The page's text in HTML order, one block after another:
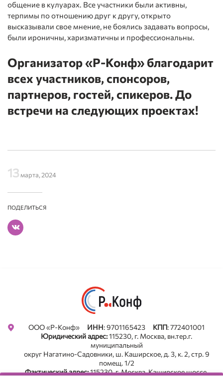
общение в кулуарах. Все участники были активны,
терпимы по отношению друг к другу, открыто
высказывали свое мнение, не боялись задавать вопросы,
были ироничны, харизматичны и профессиональны.
Организатор «Р-Конф» благодарит
всех участников, спонсоров,
партнеров, гостей, спикеров.До
встречи на следующих проектах!
13марта, 2024
ПОДЕЛИТЬСЯ
ООО «Р-Конф» ИНН: 9701165423 КПП: 772401001
Юридический адрес:115230, г. Москва, вн.тер.г.
муниципальный
округ Нагатино-Садовники, ш. Каширское, д. 3, к. 2, стр. 9
помещ. 1/2
Фактический адрес:115230, г. Москва, Каширское шоссе,